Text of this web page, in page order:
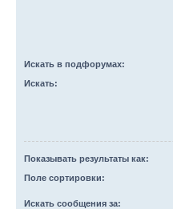
Искать в подфорумах:
Искать:
Показывать результаты как:
Поле сортировки:
Искать сообщения за: